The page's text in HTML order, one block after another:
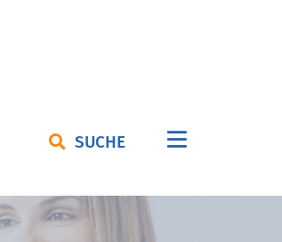
SUCHE
Navigation